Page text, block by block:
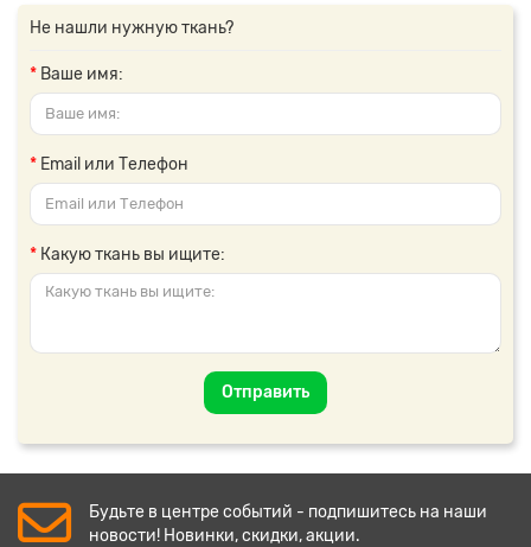
Не нашли нужную ткань?
Ваше имя:
Email или Телефон
Какую ткань вы ищите:
Отправить
Будьте в центре событий - подпишитесь на наши
новости! Новинки, скидки, акции.